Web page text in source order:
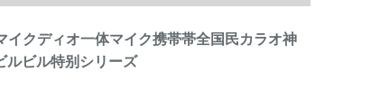
イクディオ一体マイク携帯帯全国民カラオ神
ルビル特别シリーズ